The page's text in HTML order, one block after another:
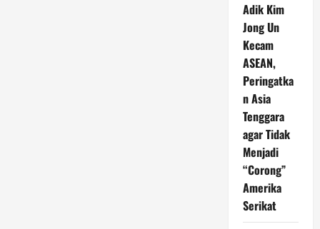
Adik Kim
Jong Un
Kecam
ASEAN,
Peringatka
n Asia
Tenggara
agar Tidak
Menjadi
“Corong”
Amerika
Serikat